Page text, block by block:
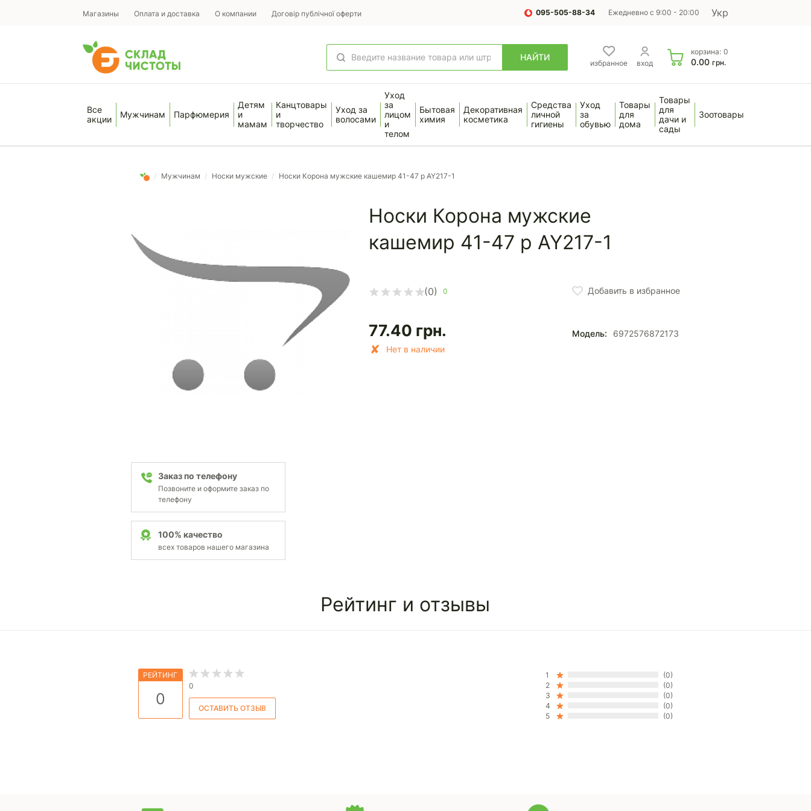
Магазины Оплата и доставка О компании Договір публічної оферти 095-505-88-34 Ежедневно с 9:00 - 20:00 Укр
НАЙТИ
избранное вход
корзина: 0
0.00 грн.
Все
акции
Мужчинам Парфюмерия
Детям
и
мамам
Канцтовары
и
творчество
Уход за
волосами
Уход
за
лицом
и
телом
Бытовая
химия
Декоративная
косметика
Средства
личной
гигиены
Уход
за
обувью
Товары
для
дома
Товары
для
дачи и
сады
Зоотовары
/ Мужчинам / Носки мужские / Носки Корона мужские кашемир 41-47 р AY217-1
Заказ по телефону
Позвоните и оформите заказ по
телефону
100% качество
всех товаров нашего магазина
Носки Корона мужские
кашемир 41-47 р AY217-1
(0) 0
77.40 грн.
Нет в наличии
Добавить в избранное
Модель: 6972576872173
Рейтинг и отзывы
РЕЙТИНГ
0
0
1
(0)
2
(0)
3
(0)
4
(0)
5
(0)